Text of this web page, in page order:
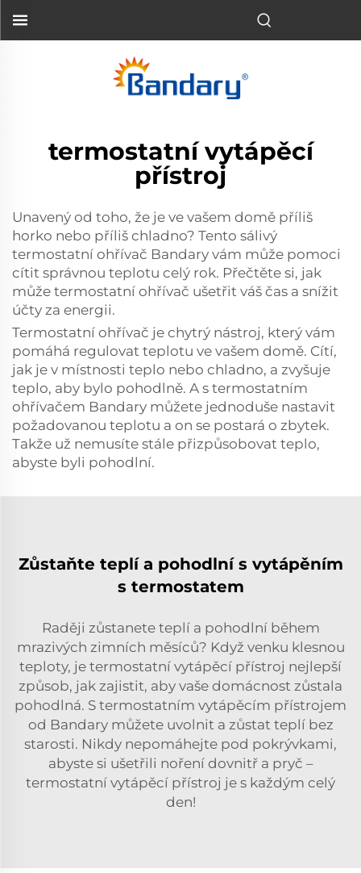
termostatní vytápěcí
přístroj
Unavený od toho, že je ve vašem domě příliš
horko nebo příliš chladno? Tento sálivý
termostatní ohřívač Bandary vám může pomoci
cítit správnou teplotu celý rok. Přečtěte si, jak
může termostatní ohřívač ušetřit váš čas a snížit
účty za energii.
Termostatní ohřívač je chytrý nástroj, který vám
pomáhá regulovat teplotu ve vašem domě. Cítí,
jak je v místnosti teplo nebo chladno, a zvyšuje
teplo, aby bylo pohodlně. A s termostatním
ohřívačem Bandary můžete jednoduše nastavit
požadovanou teplotu a on se postará o zbytek.
Takže už nemusíte stále přizpůsobovat teplo,
abyste byli pohodlní.
Zůstaňte teplí a pohodlní s vytápěním
s termostatem
Raději zůstanete teplí a pohodlní během
mrazivých zimních měsíců? Když venku klesnou
teploty, je termostatní vytápěcí přístroj nejlepší
způsob, jak zajistit, aby vaše domácnost zůstala
pohodlná. S termostatním vytápěcím přístrojem
od Bandary můžete uvolnit a zůstat teplí bez
starosti. Nikdy nepomáhejte pod pokrývkami,
abyste si ušetřili noření dovnitř a pryč –
termostatní vytápěcí přístroj je s každým celý
den!